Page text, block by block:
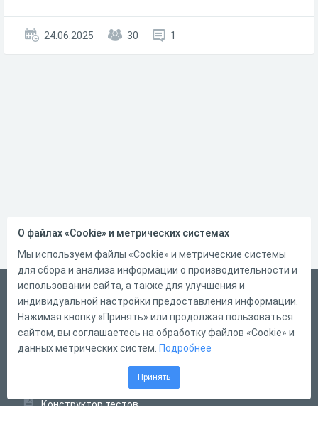
24.06.2025 30 1
Русский
Справка
Форма обратной связи
Конструктор тестов
О файлах «Cookie» и метрических системах
Мы используем файлы «Cookie» и метрические системы
для сбора и анализа информации о производительности и
использовании сайта, а также для улучшения и
индивидуальной настройки предоставления информации.
Нажимая кнопку «Принять» или продолжая пользоваться
сайтом, вы соглашаетесь на обработку файлов «Cookie» и
данных метрических систем. Подробнее
Принять